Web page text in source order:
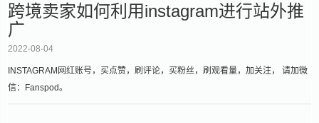
跨境卖家如何利用instagram进行站外推
广
2022-08-04
INSTAGRAM网红账号，买点赞，刷评论，买粉丝，刷观看量，加关注， 请加微
信：Fanspod。